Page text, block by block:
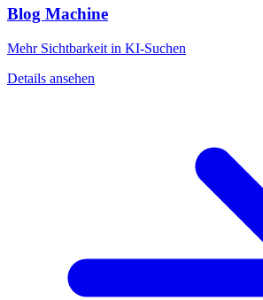
Blog Machine
Mehr Sichtbarkeit in KI-Suchen
Details ansehen